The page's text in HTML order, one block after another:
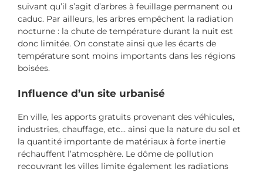
suivant qu’il s’agit d’arbres à feuillage permanent ou
caduc. Par ailleurs, les arbres empêchent la radiation
nocturne : la chute de température durant la nuit est
donc limitée. On constate ainsi que les écarts de
température sont moins importants dans les régions
boisées.
Influence d’un site urbanisé
En ville, les apports gratuits provenant des véhicules,
industries, chauffage, etc… ainsi que la nature du sol et
la quantité importante de matériaux à forte inertie
réchauffent l’atmosphère. Le dôme de pollution
recouvrant les villes limite également les radiations